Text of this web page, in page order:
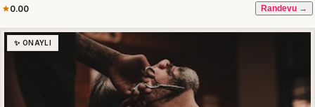
0.00 Randevu →
✨ ONAYLI